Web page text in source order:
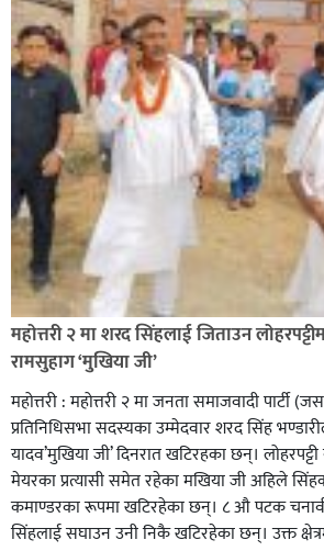
सिराहा-२ मा संजय यादव भिड्ने !
रक्तदान सेवामा जिल्लामै दोस्रो स्थान
रेडक्रस सिराहा द्वारा सम्मानित
महोत्तरी २ मा शरद सिंहलाई जिताउन
रामसुहाग ‘मुखिया जी’
महोत्तरी : महोत्तरी २ मा जनता समाजवादी पार्टी
प्रतिनिधिसभा सदस्यका उम्मेदवार शरद सिंह
यादव’मुखिया जी’ दिनरात खटिरहका छन्।
मेयरका प्रत्यासी समेत रहेका मखिया जी अहिले
कमाण्डरका रूपमा खटिरहेका छन्। ८ औ पटक चनावी
सिंहलाई सघाउन उनी निकै खटिरहेका छन्। उक्त